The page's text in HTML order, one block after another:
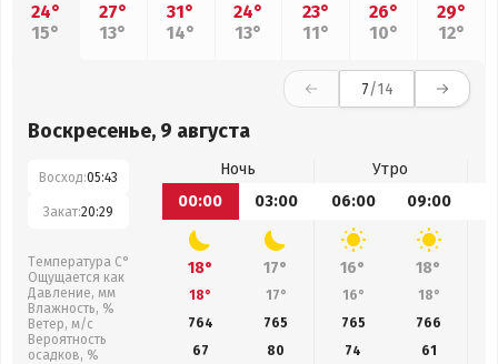
24°
15°
27°
13°
31°
14°
24°
13°
23°
11°
26°
10°
29°
12°
7/14
Воскресенье, 9 августа
Восход:05:43
Закат:20:29
Температура С°
Ощущается как
Давление, мм
Влажность, %
Ветер, м/с
Вероятность
осадков, %
Ночь
Утро
00:00
03:00 06:00 09:00
18° 17° 16° 18°
18° 17° 16° 18°
764
765 765 766
67
80 74 61